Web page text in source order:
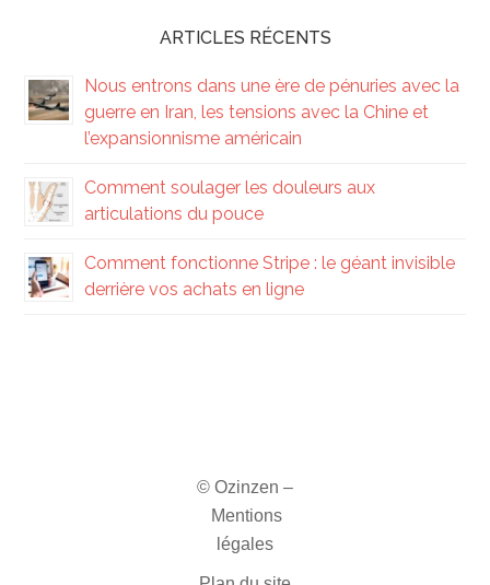
ARTICLES RÉCENTS
Nous entrons dans une ère de pénuries avec la
guerre en Iran, les tensions avec la Chine et
l’expansionnisme américain
Comment soulager les douleurs aux
articulations du pouce
Comment fonctionne Stripe : le géant invisible
derrière vos achats en ligne
© Ozinzen –
Mentions
légales